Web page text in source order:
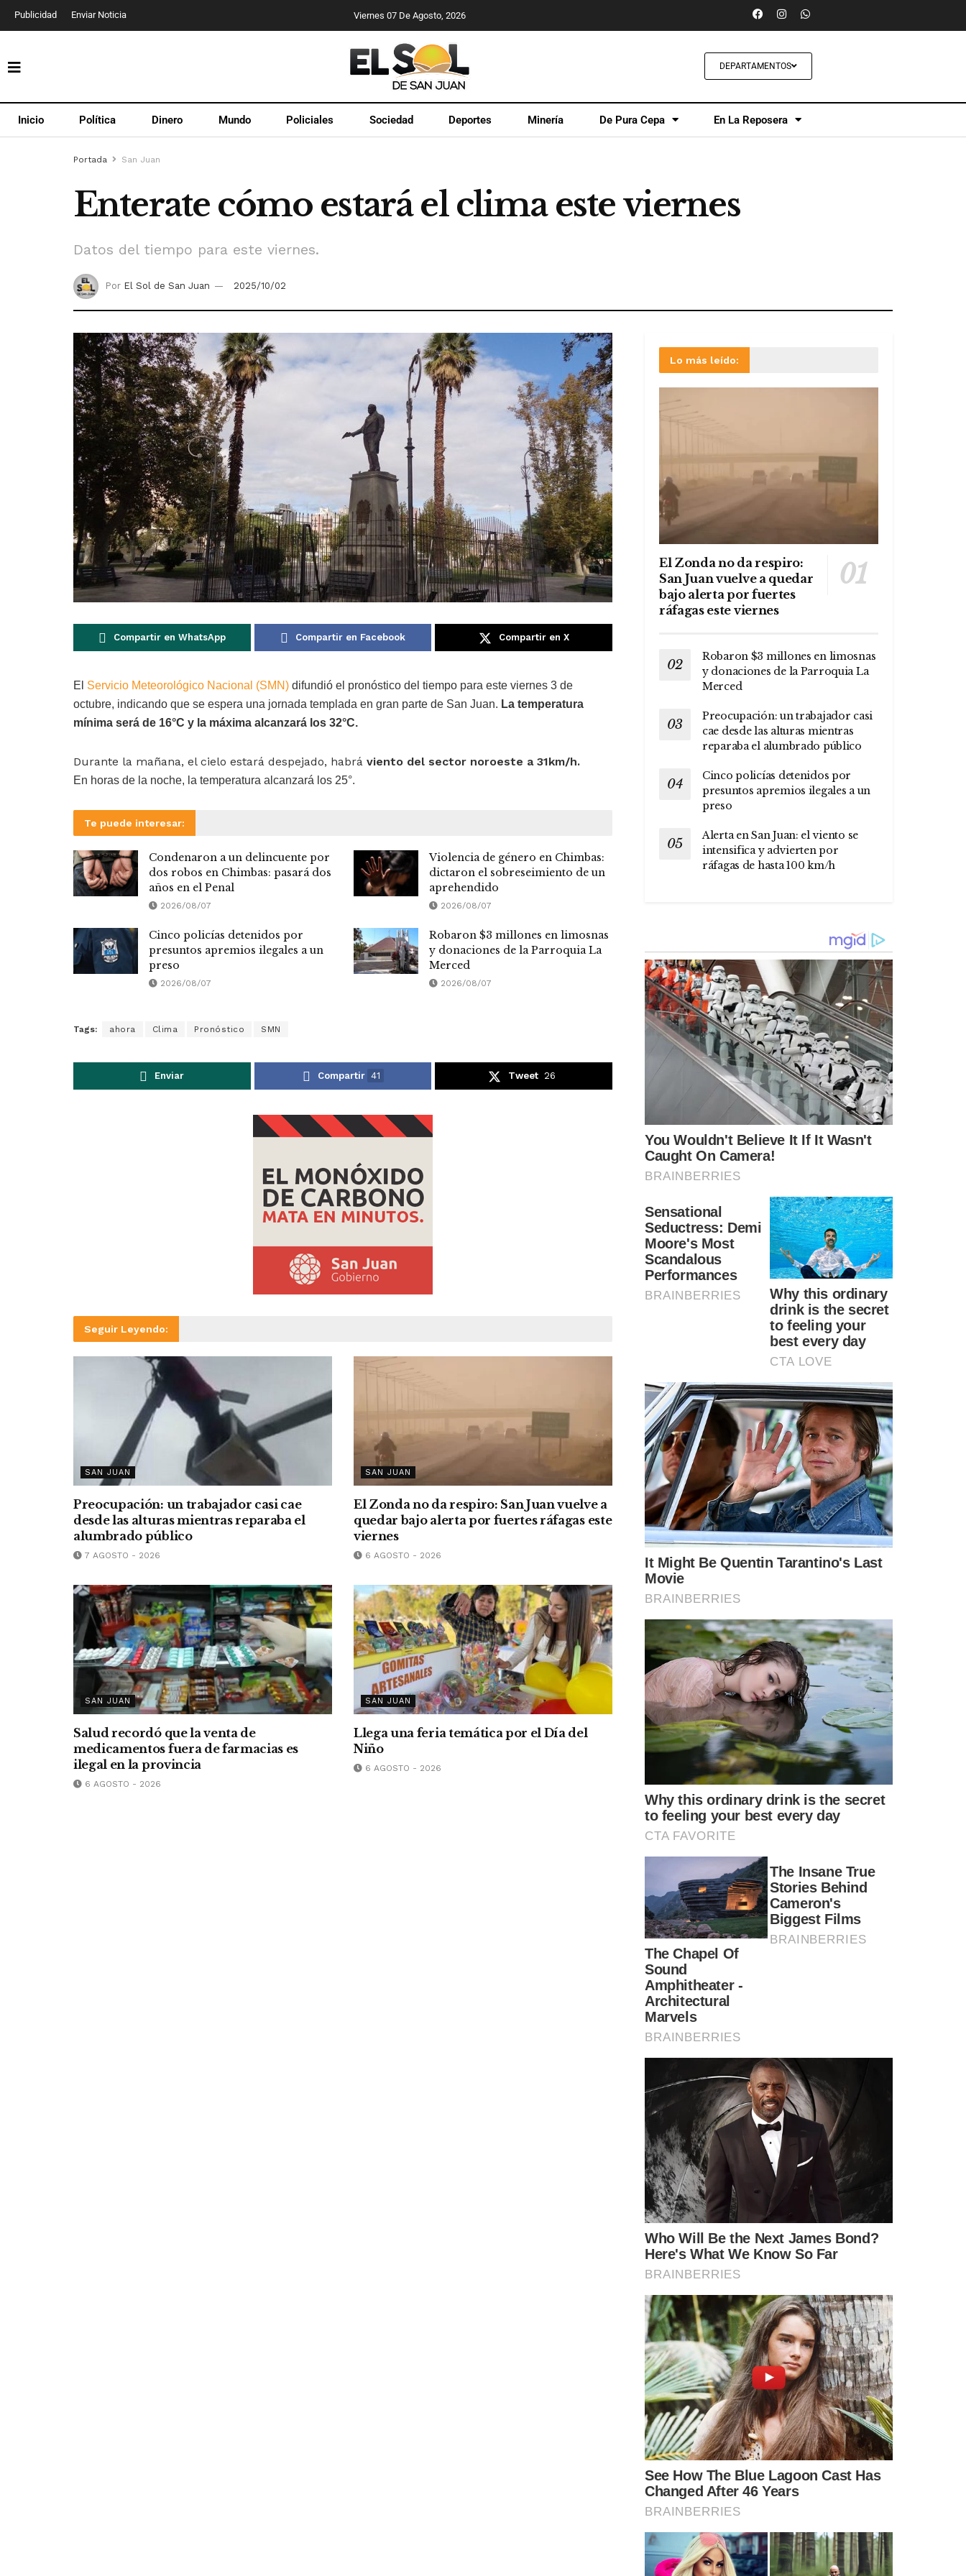
Publicidad Enviar Noticia Viernes 07 De Agosto, 2026
DEPARTAMENTOS
Inicio Política Dinero Mundo Policiales Sociedad Deportes Minería De Pura Cepa En La Reposera
Portada San Juan
Enterate cómo estará el clima este viernes
Datos del tiempo para este viernes.
Por El Sol de San Juan 2025/10/02
Compartir en WhatsApp Compartir en Facebook Compartir en X
El Servicio Meteorológico Nacional (SMN) difundió el pronóstico del tiempo para este viernes 3 de
octubre, indicando que se espera una jornada templada en gran parte de San Juan. La temperatura
mínima será de 16°C y la máxima alcanzará los 32°C.
Durante la mañana, el cielo estará despejado, habrá viento del sector noroeste a 31km/h.
En horas de la noche, la temperatura alcanzará los 25°.
Te puede interesar:
Condenaron a un delincuente por
dos robos en Chimbas: pasará dos
años en el Penal
2026/08/07
Violencia de género en Chimbas:
dictaron el sobreseimiento de un
aprehendido
2026/08/07
Cinco policías detenidos por
presuntos apremios ilegales a un
preso
2026/08/07
Robaron $3 millones en limosnas
y donaciones de la Parroquia La
Merced
2026/08/07
Tags: ahora Clima Pronóstico SMN
Enviar Compartir 41 Tweet 26
Seguir Leyendo:
SAN JUAN
Preocupación: un trabajador casi cae
desde las alturas mientras reparaba el
alumbrado público
7 AGOSTO - 2026
SAN JUAN
El Zonda no da respiro: San Juan vuelve a
quedar bajo alerta por fuertes ráfagas este
viernes
6 AGOSTO - 2026
SAN JUAN
Salud recordó que la venta de
medicamentos fuera de farmacias es
ilegal en la provincia
6 AGOSTO - 2026
SAN JUAN
Llega una feria temática por el Día del
Niño
6 AGOSTO - 2026
Lo más leído:
El Zonda no da respiro:
San Juan vuelve a quedar
bajo alerta por fuertes
ráfagas este viernes
Robaron $3 millones en limosnas
y donaciones de la Parroquia La
Merced
Preocupación: un trabajador casi
cae desde las alturas mientras
reparaba el alumbrado público
Cinco policías detenidos por
presuntos apremios ilegales a un
preso
Alerta en San Juan: el viento se
intensifica y advierten por
ráfagas de hasta 100 km/h